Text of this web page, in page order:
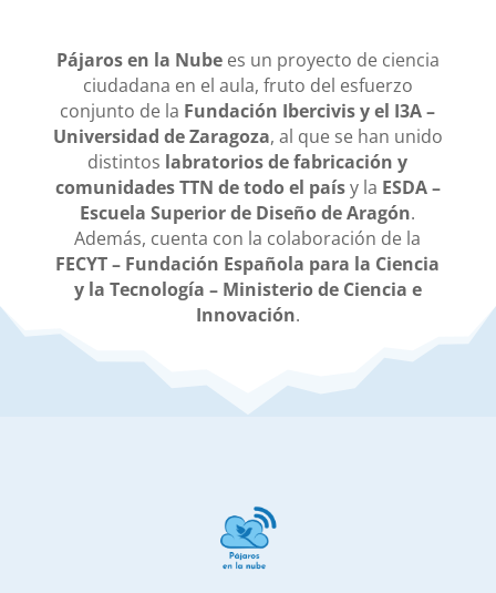
Pájaros en la Nubees un proyecto de ciencia
ciudadana en el aula, fruto del esfuerzo
conjunto de la Fundación Ibercivis y el I3A –
Universidad de Zaragoza, al que se han unido
distintos labratorios de fabricación y
comunidades TTN de todo el paísy la ESDA –
Escuela Superior de Diseño de Aragón.
Además, cuenta con la colaboración de la
FECYT – Fundación Española para la Ciencia
y la Tecnología – Ministerio de Ciencia e
Innovación.